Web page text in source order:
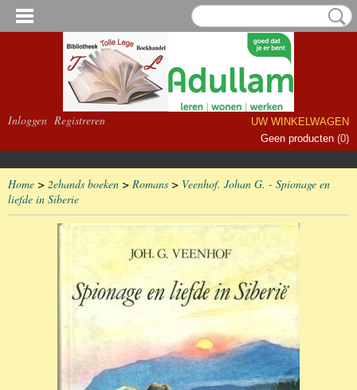
Inloggen Registreren
UW WINKELWAGEN
Geen producten (0)
Home > 2ehands boeken > Romans > Veenhof. Johan G. - Spionage en
liefde in Siberie